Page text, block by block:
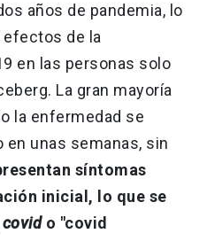
años de pandemia, lo
de la
en las personas solo
La gran mayoría
la enfermedad se
unas semanas, sin
síntomas
inicial, lo que se
o "covid